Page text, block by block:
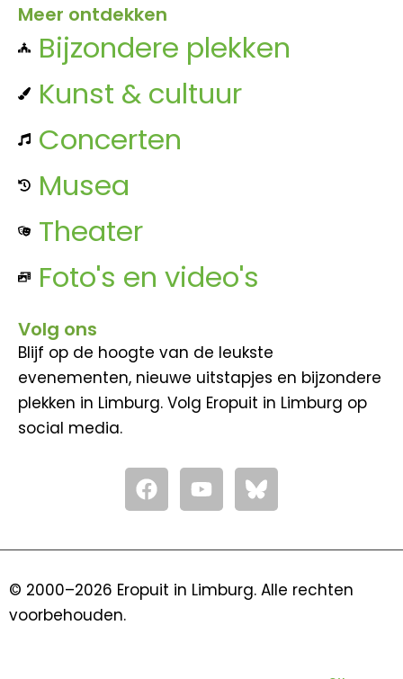
Meer ontdekken
Bijzondere plekken
Kunst & cultuur
Concerten
Musea
Theater
Foto's en video's
Volg ons
Blijf op de hoogte van de leukste
evenementen, nieuwe uitstapjes en bijzondere
plekken in Limburg. Volg Eropuit in Limburg op
social media.
F
a
c
o
Y
o
u
b
© 2000–2026 Eropuit in Limburg. Alle rechten
voorbehouden.